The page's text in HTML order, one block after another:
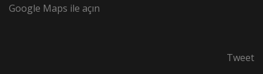
Google Maps ile açın
Tweet